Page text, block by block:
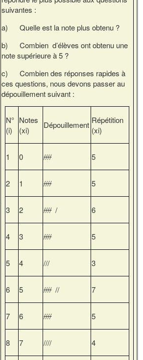
suivantes :
a) Quelle est la note plus obtenu ?
b) Combien d’élèves ont obtenu une
note supérieure à 5 ?
c) Combien des réponses rapides à
ces questions, nous devons passer au
dépouillement suivant :
N°
(i)
Notes
(xi)
Dépouillement Répétition
(xi)
1 0 //// 5
2 1 //// 5
3 2 ///// 6
4 3 //// 5
5 4 /// 3
6 5 ////// 7
7 6 //// 5
8 7 //// 4